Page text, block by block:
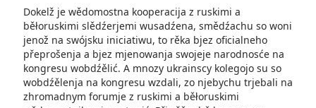
Dokelž je wědomostna kooperacija z ruskimi a
běłoruskimi slědźerjemi wusadźena, smědźachu so woni
jenož na swójsku iniciatiwu, to rěka bjez oficialneho
přeprošenja a bjez mjenowanja swojeje narodnosće na
kongresu wobdźělić. A mnozy ukrainscy kolegojo su so
wobdźělenja na kongresu wzdali, zo njebychu trjebali na
zhromadnym forumje z ruskimi a běłoruskimi